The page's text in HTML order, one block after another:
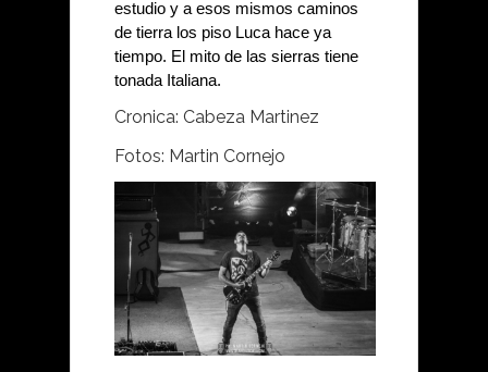
estudio y a esos mismos caminos
de tierra los piso Luca hace ya
tiempo. El mito de las sierras tiene
tonada Italiana.
Cronica: Cabeza Martinez
Fotos: Martin Cornejo